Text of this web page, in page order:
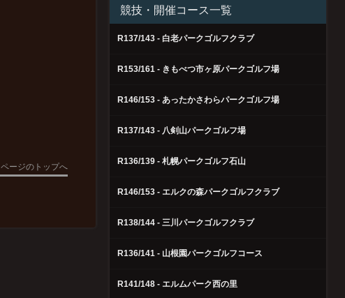
ページのトップへ
競技・開催コース一覧
R137/143 - 白老パークゴルフクラブ
R153/161 - きもべつ市ヶ原パークゴルフ場
R146/153 - あったかさわらパークゴルフ場
R137/143 - 八剣山パークゴルフ場
R136/139 - 札幌パークゴルフ石山
R146/153 - エルクの森パークゴルフクラブ
R138/144 - 三川パークゴルフクラブ
R136/141 - 山根園パークゴルフコース
R141/148 - エルムパーク西の里